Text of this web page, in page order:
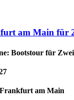
am Main für
Bootstour für Zwei
am Main